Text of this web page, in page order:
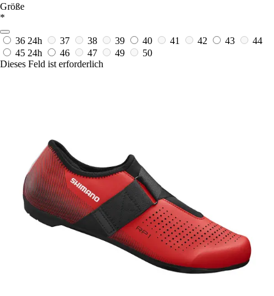
Größe
*
36 24h 37 38 39 40 41 42 43
44
45 24h 46 47 49
50
Dieses Feld ist erforderlich